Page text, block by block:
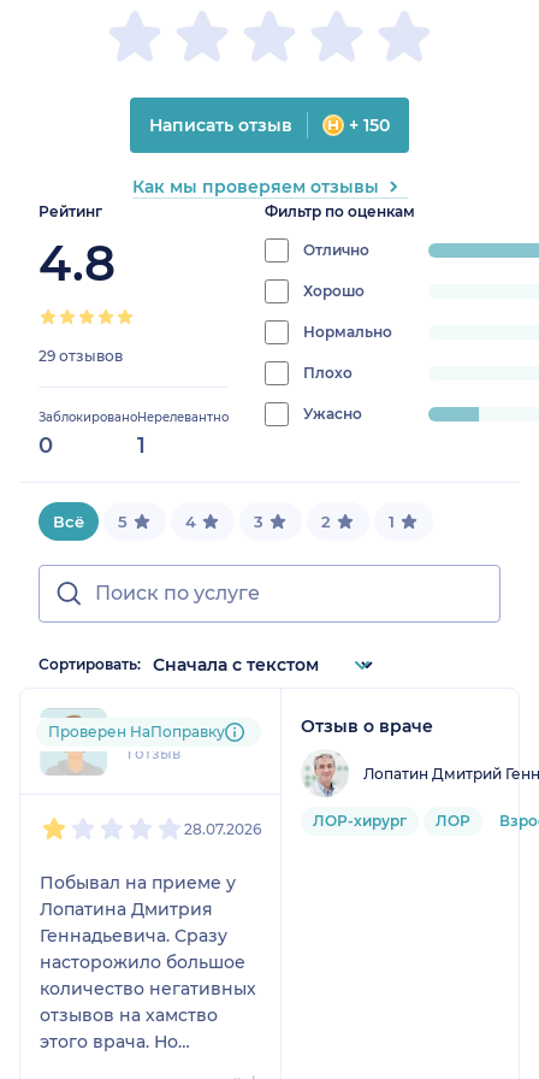
Рейтинг
4.8
29 отзывов
Заблокировано
0
Нерелевантно
1
Фильтр по оценкам
Отлично
progress:
Хорошо
0%
Нормально
0%
Плохо
Ужасно
progress:
13.793103448275861%
Написать отзыв + 150
Как мы проверяем отзывы
Всё 5 4 3 2 1
Сортировать:
iva....@....ru
1 отзыв
Проверен НаПоправку
28.07.2026
Побывал на приеме у
Лопатина Дмитрия
Геннадьевича. Сразу
насторожило большое
количество негативных
отзывов на хамство
этого врача. Но
Отзыв о враче
Лопатин Дмитрий
ЛОР-хирург ЛОР